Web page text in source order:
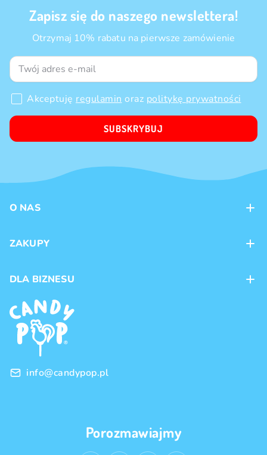
Zapisz się do naszego newslettera!
Otrzymaj 10% rabatu na pierwsze zamówienie
Akceptuję regulamin oraz politykę prywatności
SUBSKRYBUJ
O NAS
Sklepy
ZAKUPY
Dostawa
Regulamin
Polityka prywatności
DLA BIZNESU
Franczyza
Handel hurtowy
info@candypop.pl
Porozmawiajmy